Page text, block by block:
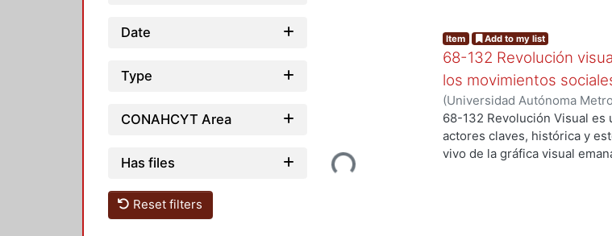
Date
Type
CONAHCYT Area
Has files
Reset filters
Loading...
Item Add to my list
68-132 Revolución
los movimientos
(Universidad Autónoma
Ortiz Leroux, Jorge Gabriel;
Vega, Jorge;Del Castillo
Casas, Arnulfo;Tamayo,
68-132 Revolución Visual
actores claves, histórica y
vivo de la gráfica visual